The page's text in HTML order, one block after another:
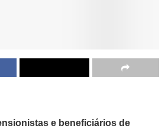
e beneficiários de